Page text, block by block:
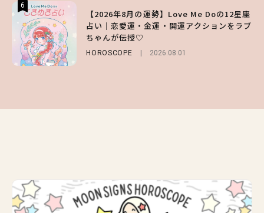
6
【2026年8月の運勢】Love Me Doの12星座
占い｜恋愛運・金運・開運アクションをラブ
ちゃんが伝授♡
HOROSCOPE 2026.08.01
6
【SNIDEL】長濱ねるとロマンティックトラ
ッドな秋はじめ｜2026秋の新作コーデ4選
6
【GU】夏の“主役級”アイテム決定！ヘルシ
ー＆可愛すぎる「大人の肌見せ」トップス3
選
FASHION 2026.07.19